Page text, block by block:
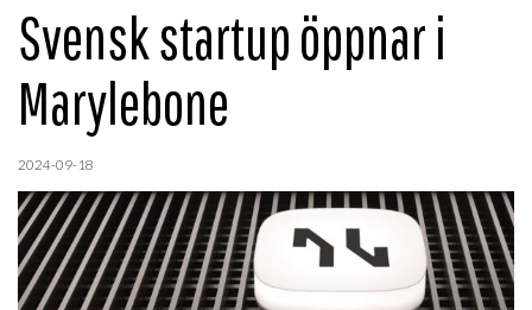
Svensk startup öppnar i
Marylebone
2024-09-18